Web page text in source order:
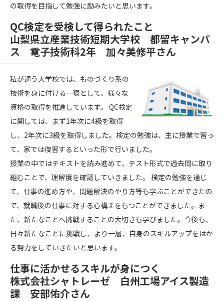
の取得を目指して勉強に励みたいと思います。
QC検定を受検して得られたこと
山梨県立産業技術短期大学校 都留キャンパ
ス 電子技術科2年 加々美修平さん
私が通う大学校では、ものづくり系の
技術を身に付ける一環として、様々な
資格の取得を推進しています。 QC検定
に関しては、まず1年次に4級を取得
し、2年次に3級を取得しました。検定の勉強は、主に授業で習っ
て、家では復習するといった形で行いました。
授業の中ではテキストを読み進めて、テスト形式で過去問に取り
組むことで、理解度を確認していきました。 検定の勉強を通じ
て、仕事の進め方や、問題解決のやり方等も学ぶことができたの
で、就職後の仕事に対する心構えをもつことができました。ま
た、新たなことへ挑戦することの大切さも学びました。今後も、
日々新たなことに挑戦し、より一層、自身のスキルアップをはか
る努力をしていきたいと思います。
仕事に活かせるスキルが身につく
株式会社シャトレーゼ 白州工場アイス製造
課 安部佑介さん